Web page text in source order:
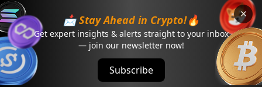
📩 Stay Ahead in Crypto!🔥
Get expert insights & alerts straight to your inbox
— join our newsletter now!
Subscribe